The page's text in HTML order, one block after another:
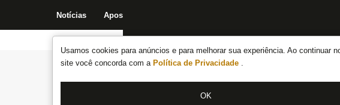
Usamos cookies para anúncios e para melhorar sua experiência. Ao continuar
site você concorda com a Política de Privacidade .
OK
Notícias Apostas
Notícias do Botafogo
Fórum